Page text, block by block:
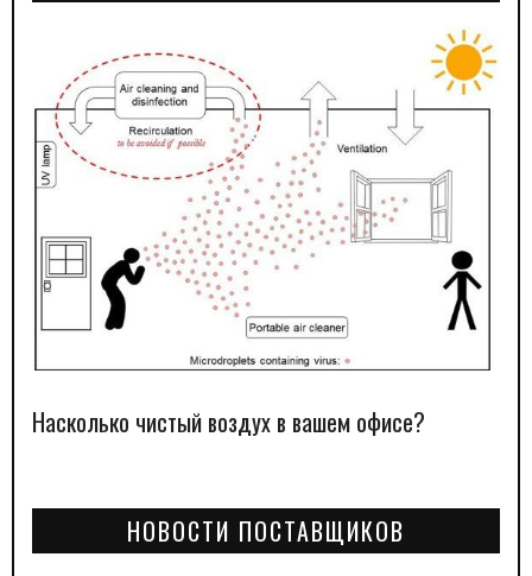
Насколько чистый воздух в вашем офисе?
НОВОСТИ ПОСТАВЩИКОВ